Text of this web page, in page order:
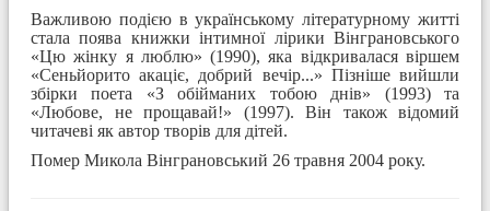
Важливою подією в українському літературному житті
стала поява книжки інтимної лірики Вінграновського
«Цю жінку я люблю» (1990), яка відкривалася віршем
«Сеньйорито акаціє, добрий вечір...» Пізніше вийшли
збірки поета «З обійманих тобою днів» (1993) та
«Любове, не прощавай!» (1997). Він також відомий
читачеві як автор творів для дітей.
Помер Микола Вінграновський 26 травня 2004 року.